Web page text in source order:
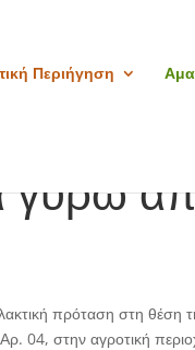
Περιήγηση
γύρω
πρόταση στη
Αρ. 04, στην αγροτική